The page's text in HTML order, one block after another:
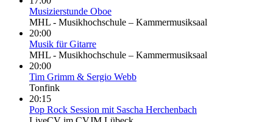
Musizierstunde Oboe
MHL - Musikhochschule – Kammermusiksaal
20:00
Musik für Gitarre
MHL - Musikhochschule – Kammermusiksaal
20:00
Tim Grimm & Sergio Webb
Tonfink
20:15
Pop Rock Session mit Sascha Herchenbach